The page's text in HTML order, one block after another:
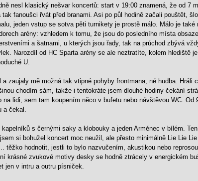
nesl klasický nešvar koncertů: start v 19:00 znamená, že od 7
tak fanoušci řvát před branami. Asi po půl hodině začali pouštět,
jeden vstup se sotva pěti turnikety je prostě málo. Málo je také
arény: vzhledem k tomu, že jsou do posledního místa
a šatnami, u kterých jsou řady, tak na průchod zbývá
Narozdíl od HC Sparta arény se ale neztratíte, kolem hlediště je
U.
a zaujaly mě možná tak vtipné pohyby frontmana, né hudba. Hráli
chodím sám, takže i tentokráte jsem dlouhé hodiny čekání
na lidi, sem tam koupením něco v bufetu nebo návštěvou WC. Od
a čekal.
s černými saky a klobouky a jeden Arménec v bílém.
si bohužel koncert moc neužil, ale přesto minimálně Lie Lie
těžko hodnotit, jestli to bylo nazvučením, akustikou nebo
krásné zvukové motivy desky se hodně ztrácely v energickém
jen v intru a outru písniček.